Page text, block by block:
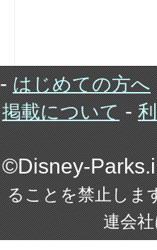
-はじめての方へ
掲載について-
©Disney-
ることを禁止しま
連会